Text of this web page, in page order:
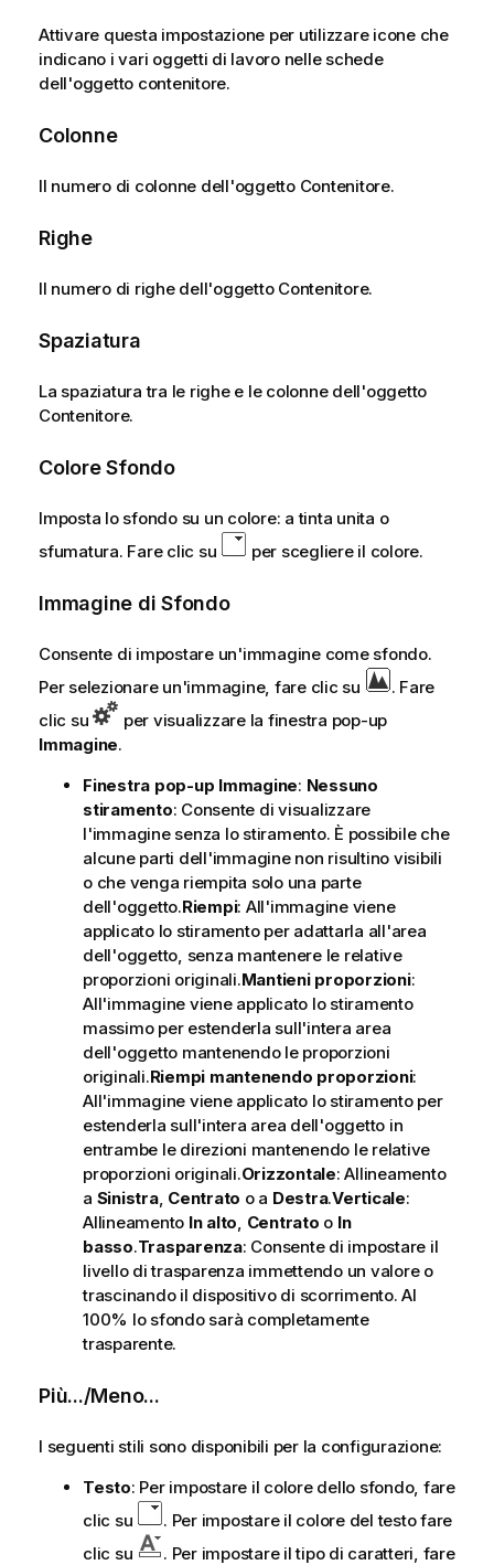
Attivare questa impostazione per utilizzare icone che
indicano i vari oggetti di lavoro nelle schede
dell'oggetto contenitore.
Colonne
Il numero di colonne dell'oggetto Contenitore.
Righe
Il numero di righe dell'oggetto Contenitore.
Spaziatura
La spaziatura tra le righe e le colonne dell'oggetto
Contenitore.
Colore Sfondo
Imposta lo sfondo su un colore: a tinta unita o
sfumatura. Fare clic su
per scegliere il colore.
Immagine di Sfondo
Consente di impostare un'immagine come sfondo.
Per selezionare un'immagine, fare clic su
. Fare
clic su
per visualizzare la finestra pop-up
Immagine.
Finestra pop-up Immagine: Nessuno
stiramento: Consente di visualizzare
l'immagine senza lo stiramento. È possibile che
alcune parti dell'immagine non risultino visibili
o che venga riempita solo una parte
dell'oggetto.Riempi: All'immagine viene
applicato lo stiramento per adattarla all'area
dell'oggetto, senza mantenere le relative
proporzioni originali.Mantieni proporzioni:
All'immagine viene applicato lo stiramento
massimo per estenderla sull'intera area
dell'oggetto mantenendo le proporzioni
originali.Riempi mantenendo proporzioni:
All'immagine viene applicato lo stiramento per
estenderla sull'intera area dell'oggetto in
entrambe le direzioni mantenendo le relative
proporzioni originali.Orizzontale: Allineamento
a Sinistra, Centrato o a Destra.Verticale:
Allineamento In alto, Centrato o In
basso.Trasparenza: Consente di impostare il
livello di trasparenza immettendo un valore o
trascinando il dispositivo di scorrimento. Al
100% lo sfondo sarà completamente
trasparente.
Più.../Meno...
I seguenti stili sono disponibili per la configurazione:
Testo: Per impostare il colore dello sfondo, fare
clic su
. Per impostare il colore del testo fare
clic su
. Per impostare il tipo di caratteri, fare